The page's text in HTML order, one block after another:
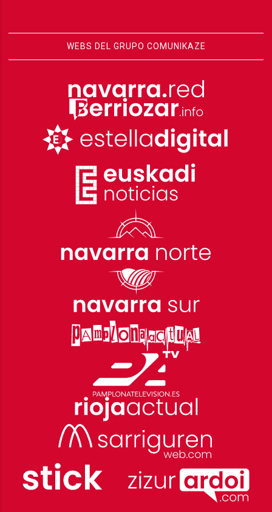
WEBS DEL GRUPO COMUNIKAZE